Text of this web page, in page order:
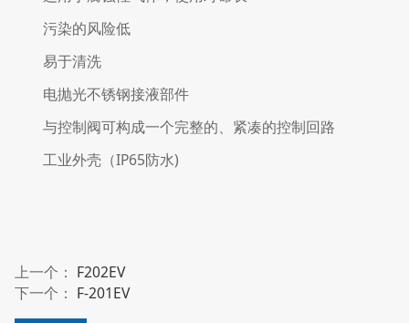
污染的风险低
易于清洗
电抛光不锈钢接液部件
与控制阀可构成一个完整的、紧凑的控制回路
工业外壳（IP65防水)
上一个： F202EV
下一个： F-201EV